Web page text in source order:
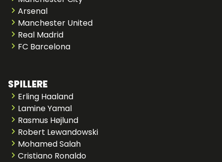
Arsenal
Manchester United
Real Madrid
FC Barcelona
SPILLERE
Erling Haaland
Lamine Yamal
Rasmus Højlund
Robert Lewandowski
Mohamed Salah
Cristiano Ronaldo